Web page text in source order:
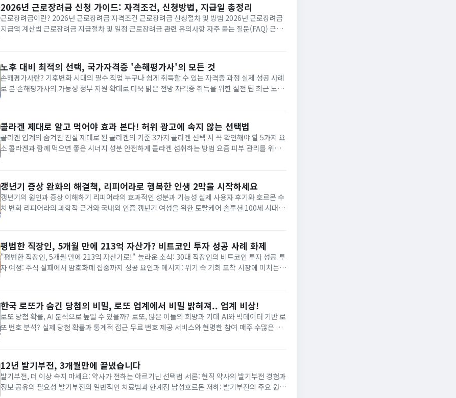
2026년 근로장려금 신청 가이드: 자격조건, 신청방법, 지급일 총정리
근로장려금이란? 2026년 근로장려금 자격조건 근로장려금 신청절차 및 방법 2026년 근로장려금
지급액 계산법 근로장려금 지급절차 및 일정 근로장려금 관련 유의사항 자주 묻는 질문(FAQ) 근로
노후 대비 최적의 선택, 국가자격증 '손해평가사'의 모든 것
손해평가사란? 기후변화 시대의 필수 직업 누구나 쉽게 취득할 수 있는 자격증 과정 실제 성공 사례
로 본 손해평가사의 가능성 정부 지원 확대로 더욱 밝은 전망 자격증 취득을 위한 실전 팁 최근 노후
콜라겐 제대로 알고 먹어야 효과 본다! 허위 광고에 속지 않는 선택법
콜라겐 업계의 숨겨진 진실 제대로 된 콜라겐의 기준 3가지 콜라겐 선택 시 꼭 확인해야 할 5가지 요
소 콜라겐과 함께 먹으면 좋은 시너지 성분 안전하게 콜라겐 섭취하는 방법 요즘 피부 관리를 위해
갱년기 증상 완화의 해결책, 리피어라로 행복한 인생 2막을 시작하세요
갱년기의 원인과 증상 이해하기 리피어라의 효과적인 성분과 기능성 실제 사용자 후기와 호르몬 수
치 변화 리피어라의 과학적 근거와 국내외 인증 갱년기 여성을 위한 토탈케어 솔루션 100세 시대를
평범한 직장인, 5개월 만에 213억 자산가? 비트코인 투자 성공 사례 화제
"평범한 직장인, 5개월 만에 213억 자산가로!" 놀라운 소식: 30대 직장인의 비트코인 투자 성공 투
자 여정: 주식 실패에서 암호화폐 집중까지 성공 요인과 메시지: 위기 속 기회 포착 시장에 미치는
한국 로또가 숨긴 당첨의 비밀, 로또 업계에서 비밀 밝혀져.. 업계 비상!
로또 당첨 확률, AI 분석으로 높일 수 있을까? 로또, 많은 이들의 희망과 기대 AI와 빅데이터 기반 로
또 번호 분석? 실제 당첨 확률과 통계적 접근 무료 번호 제공 서비스와 현명한 참여 매주 수많은 사
12년 발기부전, 3개월만에 끝냈습니다
발기부전, 더 이상 속지 마세요: 약사가 전하는 아르기닌 선택법 서론: 현직 약사의 발기부전 경험과
정보 공유의 필요성 발기부전의 일반적인 치료법과 한계점 남성호르몬 저하: 발기부전의 주요 원인